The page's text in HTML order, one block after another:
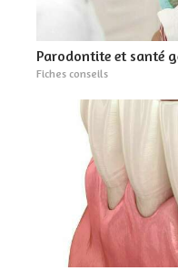
Parodontite et santé
Fiches conseils